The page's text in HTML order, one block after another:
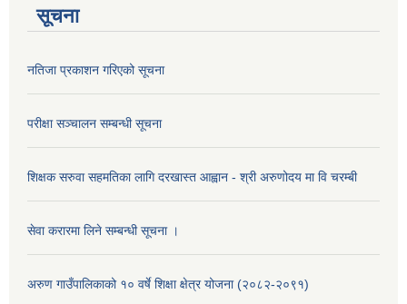
सूचना
नतिजा प्रकाशन गरिएको सूचना
परीक्षा सञ्चालन सम्बन्धी सूचना
शिक्षक सरुवा सहमतिका लागि दरखास्त आह्वान - श्री अरुणोदय मा वि चरम्बी
सेवा करारमा लिने सम्बन्धी सूचना ।
अरुण गाउँपालिकाको १० वर्षे शिक्षा क्षेत्र योजना (२०८२-२०९१)